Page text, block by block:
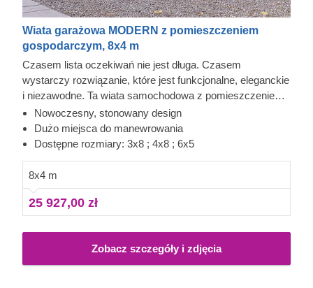
Wiata garażowa MODERN z pomieszczeniem
gospodarczym, 8x4 m
Czasem lista oczekiwań nie jest długa. Czasem
wystarczy rozwiązanie, które jest funkcjonalne, eleganckie
i niezawodne. Ta wiata samochodowa z pomieszczeniem
gospodarczym szybko może stać się wygodnym
elementem codzienności. Wykonana z wytrzymałego
drewna iglastego pozyskanego z drzew wolno rosnących,
umieszczone tuż przed autem prowadzą bezpośrednio do
schowka. Dodatkowe 7 m² świetnie sprawdzi się na
opony, narzędzia albo rowery. To praktycznie dwa
zastosowania w jednej konstrukcji. Warto też sprawdzić
pozostałe warianty rozmiaru!
Nowoczesny, stonowany design
Dużo miejsca do manewrowania
Dostępne rozmiary: 3x8 ; 4x8 ; 6x5
8x4 m
25 927,00 zł
Zobacz szczegóły i zdjęcia